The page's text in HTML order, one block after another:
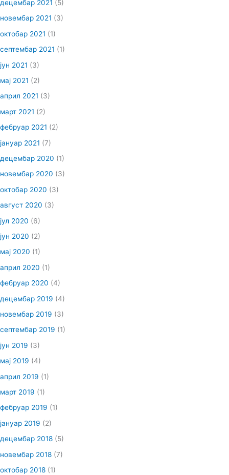
децембар 2021 (5)
новембар 2021 (3)
октобар 2021 (1)
септембар 2021 (1)
јун 2021 (3)
мај 2021 (2)
април 2021 (3)
март 2021 (2)
фебруар 2021 (2)
јануар 2021 (7)
децембар 2020 (1)
новембар 2020 (3)
октобар 2020 (3)
август 2020 (3)
јул 2020 (6)
јун 2020 (2)
мај 2020 (1)
април 2020 (1)
фебруар 2020 (4)
децембар 2019 (4)
новембар 2019 (3)
септембар 2019 (1)
јун 2019 (3)
мај 2019 (4)
април 2019 (1)
март 2019 (1)
фебруар 2019 (1)
јануар 2019 (2)
децембар 2018 (5)
новембар 2018 (7)
октобар 2018 (1)